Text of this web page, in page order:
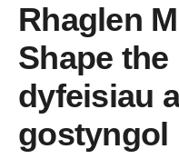
Rhaglen
Shape
dyfeisiau
gostyngol